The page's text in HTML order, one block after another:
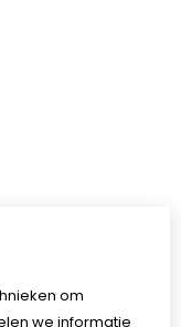
om
we informatie